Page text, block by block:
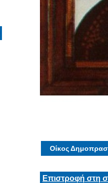
Οίκος
Επιστροφή στη